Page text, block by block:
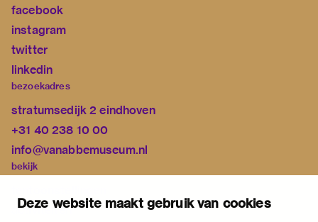
Deze website maakt gebruik van cookies
facebook
instagram
twitter
linkedin
bezoekadres
stratumsedijk 2 eindhoven
+31 40 238 10 00
info@vanabbemuseum.nl
bekijk
activiteiten